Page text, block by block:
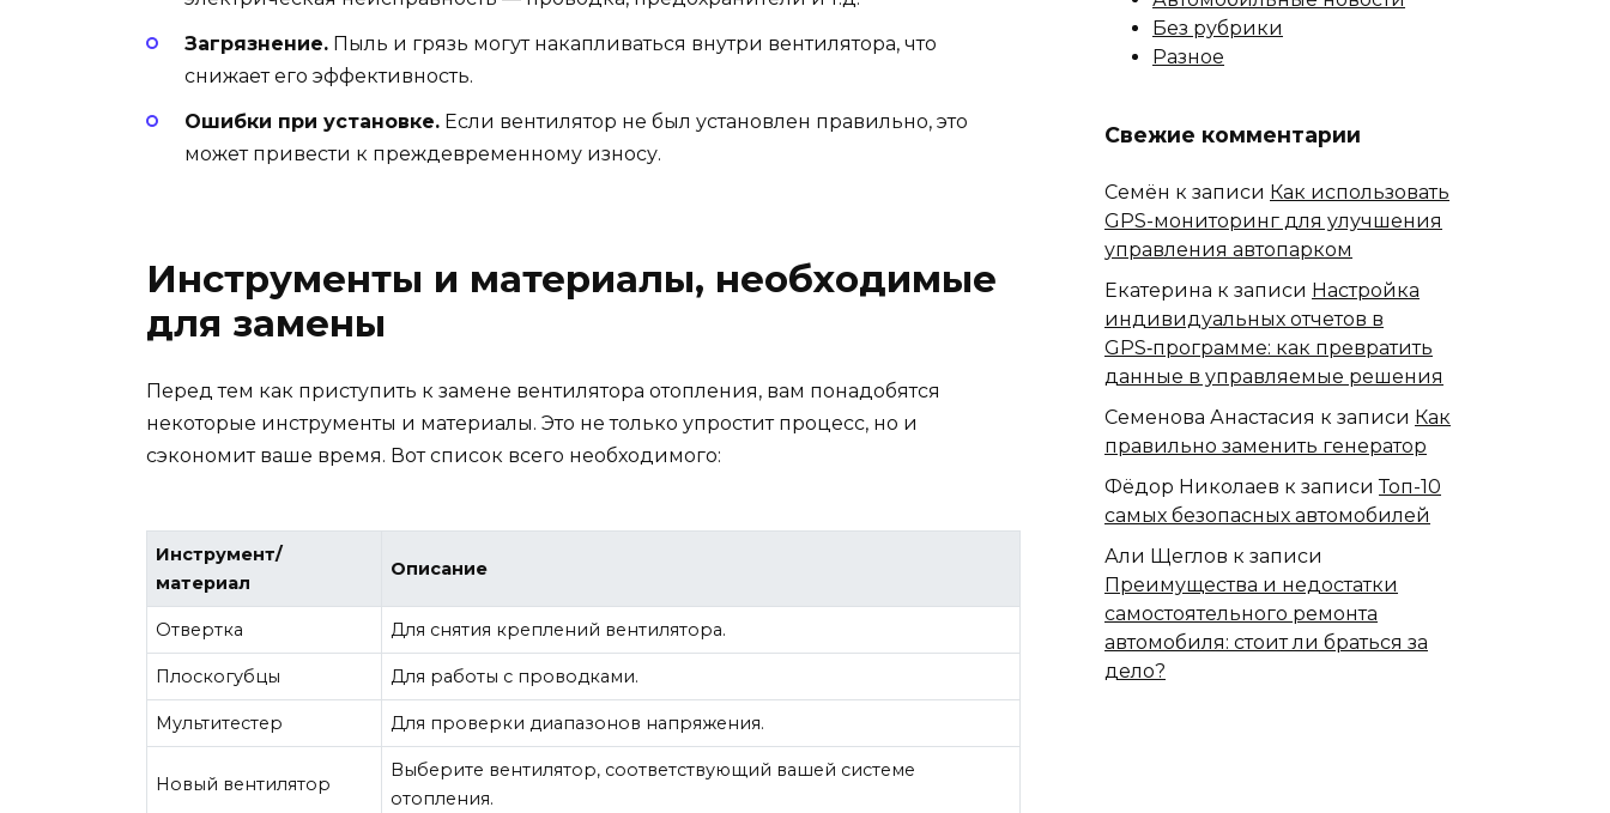
Загрязнение. Пыль и грязь могут накапливаться внутри вентилятора, что
снижает его эффективность.
Ошибки при установке. Если вентилятор не был установлен правильно, это
может привести к преждевременному износу.
Инструменты и материалы, необходимые
для замены
Перед тем как приступить к замене вентилятора отопления, вам понадобятся
некоторые инструменты и материалы. Это не только упростит процесс, но и
сэкономит ваше время. Вот список всего необходимого:
Инструмент/
материал
Описание
Отвертка Для снятия креплений вентилятора.
Плоскогубцы Для работы с проводками.
Мультитестер Для проверки диапазонов напряжения.
Новый вентилятор
Выберите вентилятор, соответствующий вашей системе
отопления.
Без рубрики
Разное
Свежие комментарии
Семён к записи Как использовать
GPS-мониторинг для улучшения
управления автопарком
Екатерина к записи Настройка
индивидуальных отчетов в
GPS‑программе: как превратить
данные в управляемые решения
Семенова Анастасия к записи Как
правильно заменить генератор
Фёдор Николаев к записиТоп-10
самых безопасных автомобилей
Али Щеглов к записи
Преимущества и недостатки
самостоятельного ремонта
автомобиля: стоит ли браться за
дело?